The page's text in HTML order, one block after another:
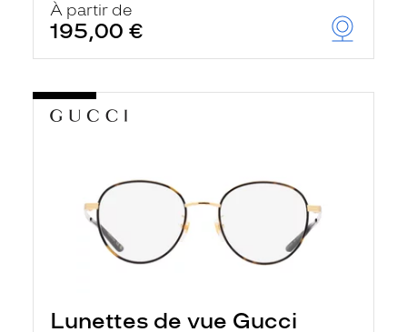
À partir de
195,00 €
Lunettes de vue Gucci